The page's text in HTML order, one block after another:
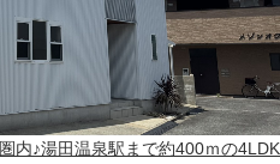
内♪湯田温泉駅まで約400ｍの4LDK